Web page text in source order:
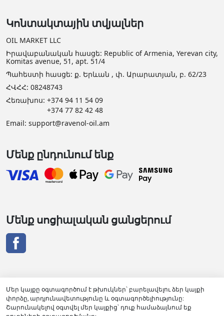
Կոնտակտային տվյալներ
OIL MARKET LLC
Իրավաբանական հասցե: Republic of Armenia, Yerevan city,
Komitas avenue, 51, apt. 51/4
Պահեստի հասցե: ք. Երևան , փ. Արարատյան, բ. 62/23
ՀՎՀՀ: 08248743
Հեռախոս: +374 94 11 54 09
+374 77 82 42 48
Email: support@ravenol-oil.am
Մենք ընդունում ենք
Մենք սոցիալական ցանցերում
RAVENOL դիստրիբյուտորի վկայական
Մեր կայքը օգտագործում է թխուկներ՝ բարելավելու ձեր կայքի
փորձը, արդյունավետությունը և օգտագործելիությունը:
Շարունակելով օգտվել մեր կայքից՝ դուք համաձայնում եք